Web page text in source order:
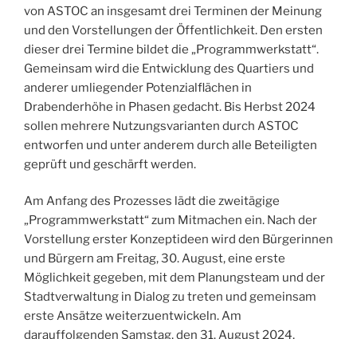
von ASTOC an insgesamt drei Terminen der Meinung
und den Vorstellungen der Öffentlichkeit. Den ersten
dieser drei Termine bildet die „Programmwerkstatt“.
Gemeinsam wird die Entwicklung des Quartiers und
anderer umliegender Potenzialflächen in
Drabenderhöhe in Phasen gedacht. Bis Herbst 2024
sollen mehrere Nutzungsvarianten durch ASTOC
entworfen und unter anderem durch alle Beteiligten
geprüft und geschärft werden.
Am Anfang des Prozesses lädt die zweitägige
„Programmwerkstatt“ zum Mitmachen ein. Nach der
Vorstellung erster Konzeptideen wird den Bürgerinnen
und Bürgern am Freitag, 30. August, eine erste
Möglichkeit gegeben, mit dem Planungsteam und der
Stadtverwaltung in Dialog zu treten und gemeinsam
erste Ansätze weiterzuentwickeln. Am
darauffolgenden Samstag, den 31. August 2024,